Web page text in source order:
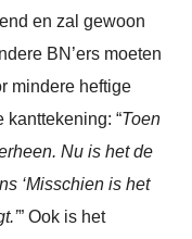
en zal gewoon
BN’ers moeten
mindere heftige
kanttekening: “Toen
Nu is het de
‘Misschien is het
” Ook is het